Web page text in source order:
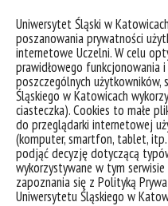
Uniwersytet Śląski w
poszanowania prywatności
internetowe Uczelni. W celu
prawidłowego funkcjonowania
poszczególnych
Śląskiego w Katowicach
ciasteczka). Cookies to małe
do przeglądarki internetowej
(komputer, smartfon, tablet,
podjąć decyzję dotyczącą
wykorzystywane w tym
zapoznania się z Polityką
Uniwersytetu Śląskiego w